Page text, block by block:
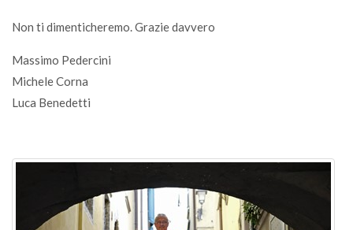
Non ti dimenticheremo. Grazie davvero
Massimo Pedercini
Michele Corna
Luca Benedetti